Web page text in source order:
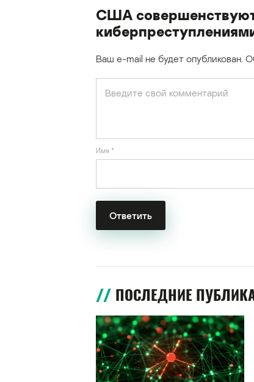
США
Ваш e-mail не будет опубликован.
Имя *
ПОСЛЕДНИЕ